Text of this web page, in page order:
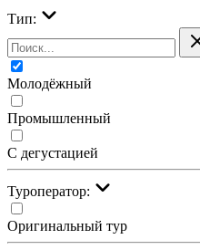
Тип:
Молодёжный
Промышленный
С дегустацией
Туроператор:
Оригинальный тур